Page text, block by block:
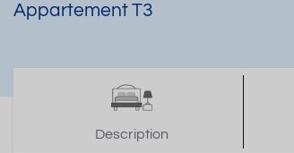
Appartement T3
Description